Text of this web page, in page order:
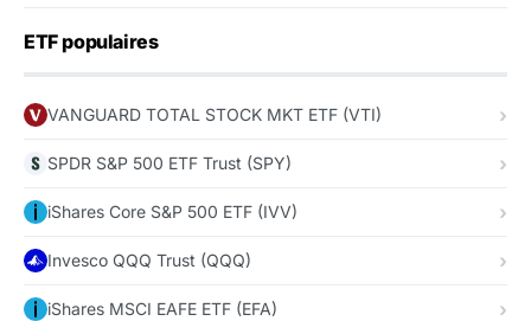
ETF populaires
VANGUARD TOTAL STOCK MKT ETF (VTI)
SPDR S&P 500 ETF Trust (SPY)
iShares Core S&P 500 ETF (IVV)
Invesco QQQ Trust (QQQ)
iShares MSCI EAFE ETF (EFA)